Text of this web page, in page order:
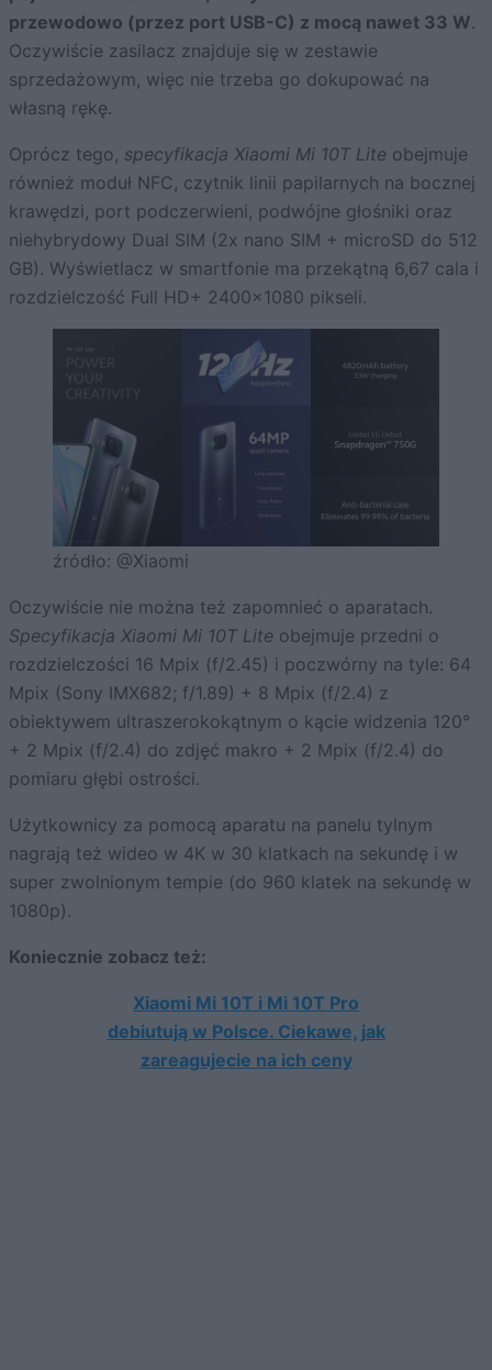
przewodowo (przez port USB-C) z mocą nawet 33 W.
Oczywiście zasilacz znajduje się w zestawie
sprzedażowym, więc nie trzeba go dokupować na
własną rękę.
Oprócz tego, specyfikacja Xiaomi Mi 10T Lite obejmuje
również moduł NFC, czytnik linii papilarnych na bocznej
krawędzi, port podczerwieni, podwójne głośniki oraz
niehybrydowy Dual SIM (2x nano SIM + microSD do 512
GB). Wyświetlacz w smartfonie ma przekątną 6,67 cala i
rozdzielczość Full HD+ 2400×1080 pikseli.
źródło: @Xiaomi
Oczywiście nie można też zapomnieć o aparatach.
Specyfikacja Xiaomi Mi 10T Lite obejmuje przedni o
rozdzielczości 16 Mpix (f/2.45) i poczwórny na tyle: 64
Mpix (Sony IMX682; f/1.89) + 8 Mpix (f/2.4) z
obiektywem ultraszerokokątnym o kącie widzenia 120°
+ 2 Mpix (f/2.4) do zdjęć makro + 2 Mpix (f/2.4) do
pomiaru głębi ostrości.
Użytkownicy za pomocą aparatu na panelu tylnym
nagrają też wideo w 4K w 30 klatkach na sekundę i w
super zwolnionym tempie (do 960 klatek na sekundę w
1080p).
Koniecznie zobacz też:
Xiaomi Mi 10T i Mi 10T Pro
debiutują w Polsce. Ciekawe, jak
zareagujecie na ich ceny